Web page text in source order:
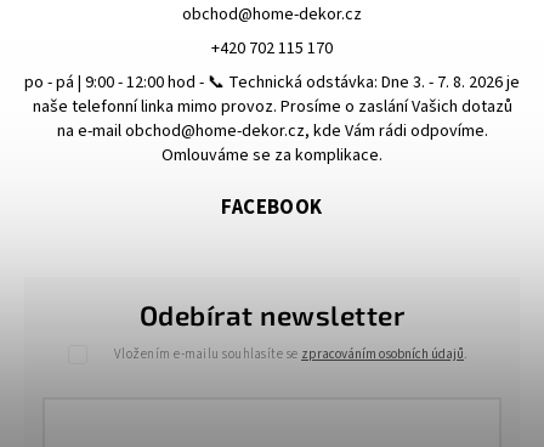
Odebírat newsletter
Vložením e-mailu souhlasíte se zpracováním osobních údajů.
obchod@home-dekor.cz
+420 702 115 170
po - pá | 9:00 - 12:00 hod - 📞 Technická odstávka: Dne 3. - 7. 8. 2026 je
naše telefonní linka mimo provoz. Prosíme o zaslání Vašich dotazů
na e-mail obchod@home-dekor.cz, kde Vám rádi odpovíme.
Omlouváme se za komplikace.
FACEBOOK